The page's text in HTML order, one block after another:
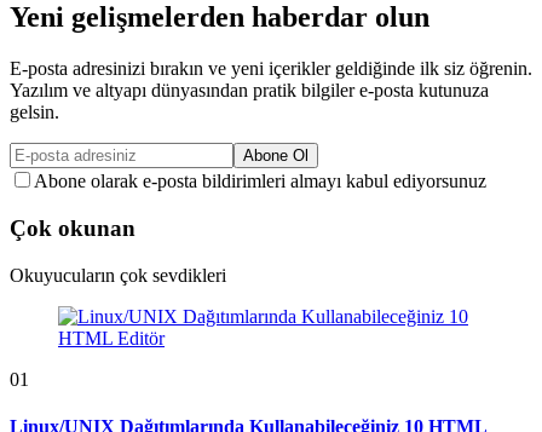
Yeni gelişmelerden haberdar olun
E-posta adresinizi bırakın ve yeni içerikler geldiğinde ilk siz öğrenin.
Yazılım ve altyapı dünyasından pratik bilgiler e-posta kutunuza
gelsin.
Abone Ol
Abone olarak e-posta bildirimleri almayı kabul ediyorsunuz
Çok okunan
Okuyucuların çok sevdikleri
01
Linux/UNIX Dağıtımlarında Kullanabileceğiniz 10 HTML